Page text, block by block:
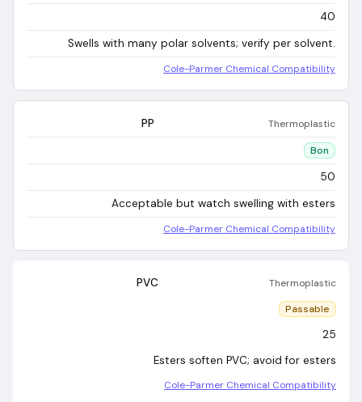
40
Swells with many polar solvents; verify per solvent.
Cole-Parmer Chemical Compatibility
PP Thermoplastic
Bon
50
Acceptable but watch swelling with esters
Cole-Parmer Chemical Compatibility
PVC
Thermoplastic
Passable
25
Esters soften PVC; avoid for esters
Cole-Parmer Chemical Compatibility